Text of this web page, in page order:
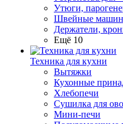
Утюги,
Швейные
Держатели,
Ещё 10
Техника для кухни
Вытяжки
Кухонные
Хлебопечи
Сушилка для
Мини-печи